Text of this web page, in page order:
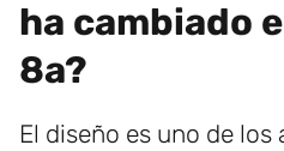
ha cambiado
8a?
El diseño es uno de